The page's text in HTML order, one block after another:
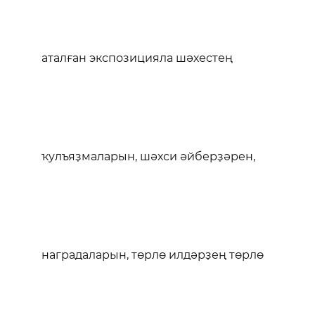
аталған экспозицияла шәхестең
ҡулъяҙмаларын, шәхси әйберҙәрен,
наградаларын, төрлө илдәрҙең төрлө